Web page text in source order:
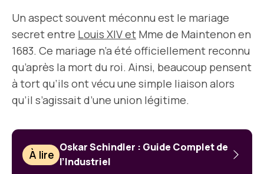
Un aspect souvent méconnu est le mariage
secret entre Louis XIV et Mme de Maintenon en
1683. Ce mariage n’a été officiellement reconnu
qu’après la mort du roi. Ainsi, beaucoup pensent
à tort qu’ils ont vécu une simple liaison alors
qu’il s’agissait d’une union légitime.
À lire
Oskar Schindler : Guide Complet de
l’Industriel